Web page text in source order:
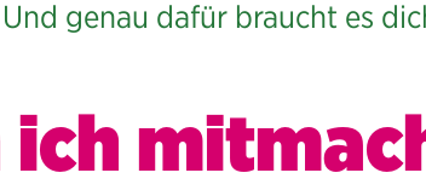
genau dafür braucht es